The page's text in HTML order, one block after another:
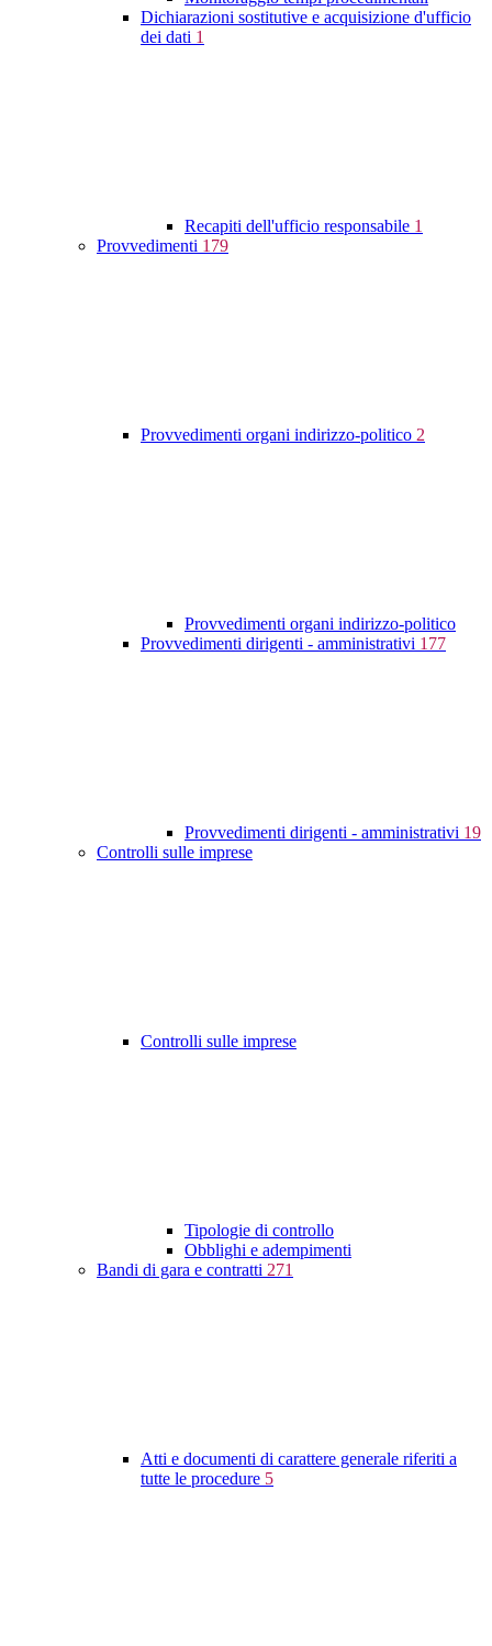
Dichiarazioni sostitutive e acquisizione d'ufficio
dei dati 1
Recapiti dell'ufficio responsabile 1
Provvedimenti 179
Provvedimenti organi indirizzo-politico 2
Provvedimenti organi indirizzo-politico
Provvedimenti dirigenti - amministrativi 177
Provvedimenti dirigenti - amministrativi 19
Controlli sulle imprese
Controlli sulle imprese
Tipologie di controllo
Obblighi e adempimenti
Bandi di gara e contratti 271
Atti e documenti di carattere generale riferiti a
tutte le procedure 5